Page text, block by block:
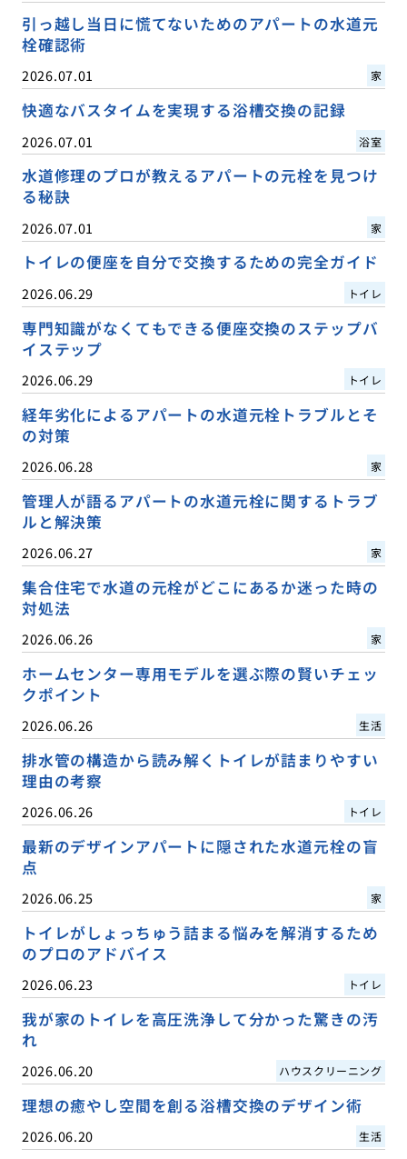
引っ越し当日に慌てないためのアパートの水道元
栓確認術
2026.07.01 家
快適なバスタイムを実現する浴槽交換の記録
2026.07.01 浴室
水道修理のプロが教えるアパートの元栓を見つけ
る秘訣
2026.07.01 家
トイレの便座を自分で交換するための完全ガイド
2026.06.29 トイレ
専門知識がなくてもできる便座交換のステップバ
イステップ
2026.06.29 トイレ
経年劣化によるアパートの水道元栓トラブルとそ
の対策
2026.06.28 家
管理人が語るアパートの水道元栓に関するトラブ
ルと解決策
2026.06.27 家
集合住宅で水道の元栓がどこにあるか迷った時の
対処法
2026.06.26 家
ホームセンター専用モデルを選ぶ際の賢いチェッ
クポイント
2026.06.26 生活
排水管の構造から読み解くトイレが詰まりやすい
理由の考察
2026.06.26 トイレ
最新のデザインアパートに隠された水道元栓の盲
点
2026.06.25 家
トイレがしょっちゅう詰まる悩みを解消するため
のプロのアドバイス
2026.06.23 トイレ
我が家のトイレを高圧洗浄して分かった驚きの汚
れ
2026.06.20 ハウスクリーニング
理想の癒やし空間を創る浴槽交換のデザイン術
2026.06.20 生活